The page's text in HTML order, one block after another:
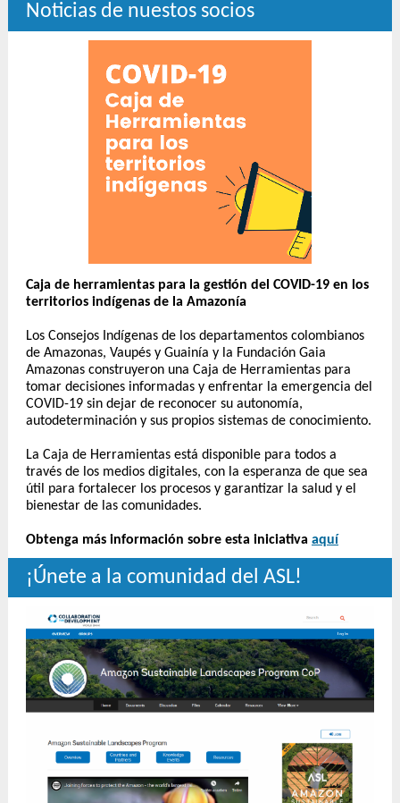
Noticias de nuestos socios
Caja de herramientas para la gestión del COVID-19 en los
territorios indígenas de la Amazonía
Los Consejos Indígenas de los departamentos colombianos
de Amazonas, Vaupés y Guainía y la Fundación Gaia
Amazonas construyeron una Caja de Herramientas para
tomar decisiones informadas y enfrentar la emergencia del
COVID-19 sin dejar de reconocer su autonomía,
autodeterminación y sus propios sistemas de conocimiento.
La Caja de Herramientas está disponible para todos a
través de los medios digitales, con la esperanza de que sea
útil para fortalecer los procesos y garantizar la salud y el
bienestar de las comunidades.
Obtenga más información sobre esta iniciativa aquí
¡Únete a la comunidad del ASL!